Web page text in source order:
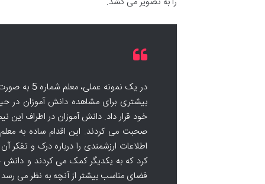
در یک
بیشتری برای مشاهده دانش آموزان در
خود قرار داد. دانش آموزان در اطراف
صحبت می کردند. این اقدام ساده به
اطلاعات ارزشمندی را درباره درک و
کرد که به یکدیگر کمک می کردند و دانش
فضای مناسب بیشتر از آنچه به نظر می